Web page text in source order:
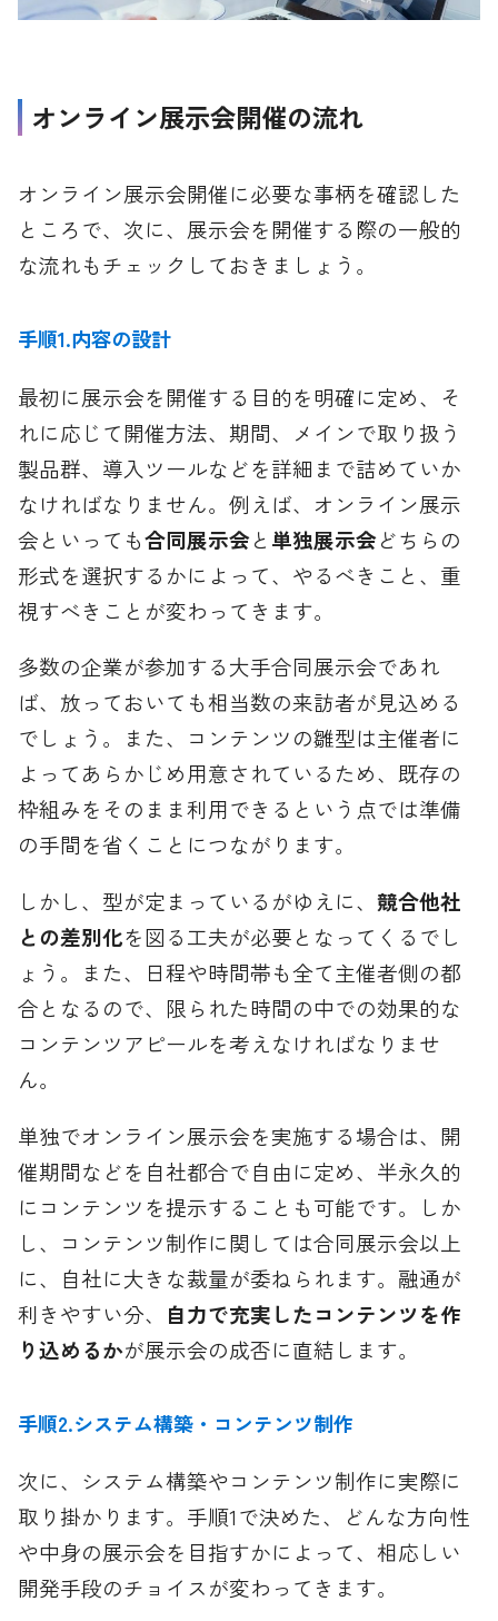
オンライン展示会開催の流れ
オンライン展示会開催に必要な事柄を確認した
ところで、次に、展示会を開催する際の一般的
な流れもチェックしておきましょう。
手順1.内容の設計
最初に展示会を開催する目的を明確に定め、そ
れに応じて開催方法、期間、メインで取り扱う
製品群、導入ツールなどを詳細まで詰めていか
なければなりません。例えば、オンライン展示
会といっても合同展示会と 単独展示会どちらの
形式を選択するかによって、やるべきこと、重
視すべきことが変わってきます。
多数の企業が参加する大手合同展示会であれ
ば、放っておいても相当数の来訪者が見込める
でしょう。また、コンテンツの雛型は主催者に
よってあらかじめ用意されているため、既存の
枠組みをそのまま利用できるという点では準備
の手間を省くことにつながります。
しかし、型が定まっているがゆえに、競合他社
との差別化を図る工夫が必要となってくるでし
ょう。また、日程や時間帯も全て主催者側の都
合となるので、限られた時間の中での効果的な
コンテンツアピールを考えなければなりませ
ん。
単独でオンライン展示会を実施する場合は、開
催期間などを自社都合で自由に定め、半永久的
にコンテンツを提示することも可能です。しか
し、コンテンツ制作に関しては合同展示会以上
に、自社に大きな裁量が委ねられます。融通が
利きやすい分、 自力で充実したコンテンツを作
り込めるかが展示会の成否に直結します。
手順2.システム構築・コンテンツ制作
次に、システム構築やコンテンツ制作に実際に
取り掛かります。手順1で決めた、どんな方向性
や中身の展示会を目指すかによって、相応しい
開発手段のチョイスが変わってきます。